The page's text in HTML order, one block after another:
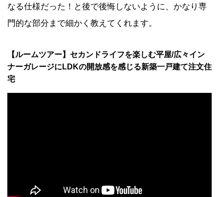
なる仕様だった！と後で後悔しないように、かなり専
門的な部分まで細かく教えてくれます。
【ルームツアー】セカンドライフを楽しむ平屋/広々イン
ナーガレージにLDKの開放感を感じる新築一戸建て注文住
宅